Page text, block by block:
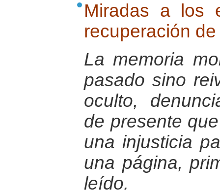
Miradas a los
recuperación
La memoria
pasado sino
oculto,
de presente
una injusticia
una página,
leído.